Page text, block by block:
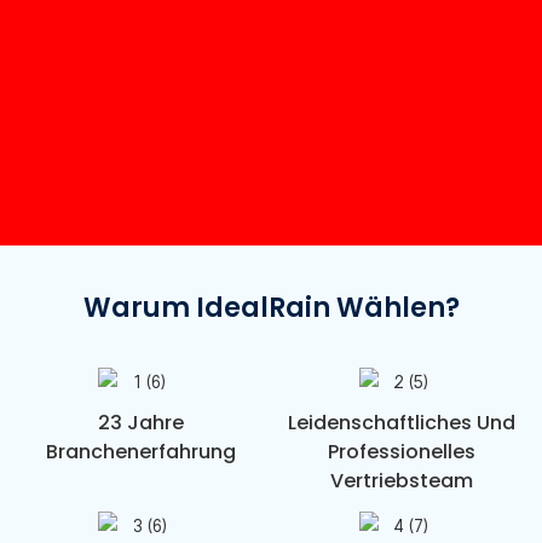
Warum IdealRain Wählen?
23 Jahre
Branchenerfahrung
Leidenschaftliches Und
Professionelles
Vertriebsteam